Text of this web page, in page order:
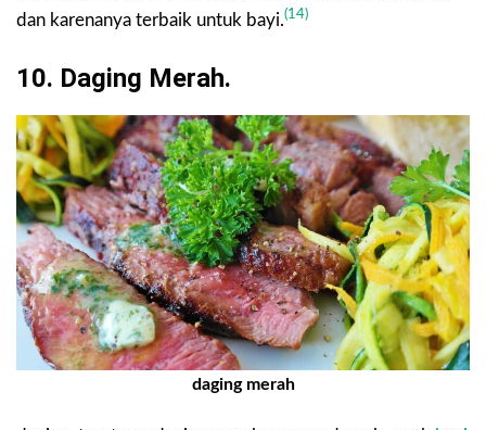
dan karenanya terbaik untuk bayi.(14)
10. Daging Merah.
daging merah